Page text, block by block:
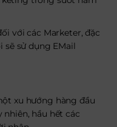
với các Marketer, đặc
sẽ sử dụng EMail
xu hướng hàng đầu
hầu hết các